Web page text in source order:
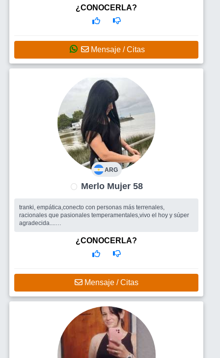
Espero encontrar un hombre para formar pareja con o sin
hijos ,con quién tengamos cosas en común y sea de buen
carácter. Que sea trabajador pero a la vez que tenga un tiempo
¿CONOCERLA?
Mensaje / Citas
ARG
Merlo Mujer 58
tranki, empática,conecto con personas más terrenales,
racionales que pasionales temperamentales,vivo el hoy y súper
agradecida....
¿CONOCERLA?
Mensaje / Citas